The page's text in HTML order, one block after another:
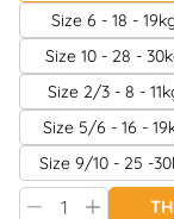
Size 6 - 18 -
Size 10 - 28 -
Size 2/3 - 8 -
Size 5/6 - 16 -
Size 9/10 - 25 -